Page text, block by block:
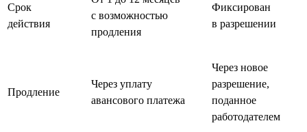
Срок
действия
с возможностью
продления
Фиксирован
в разрешении
Продление
Через уплату
авансового платежа
Через новое
разрешение,
поданное
работодателем